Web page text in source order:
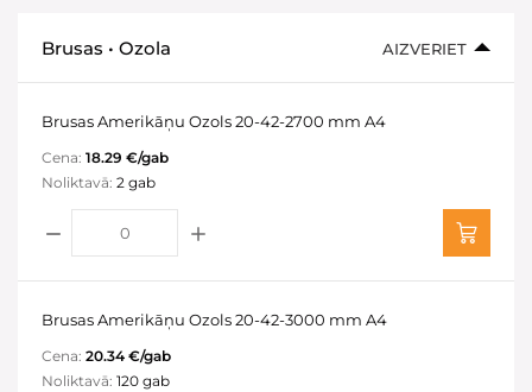
Brusas • Ozola AIZVERIET
Brusas Amerikāņu Ozols 20-42-2700 mm A4
Cena: 18.29 €/gab
Noliktavā: 2 gab
Brusas Amerikāņu Ozols 20-42-3000 mm A4
Cena: 20.34 €/gab
Noliktavā: 120 gab